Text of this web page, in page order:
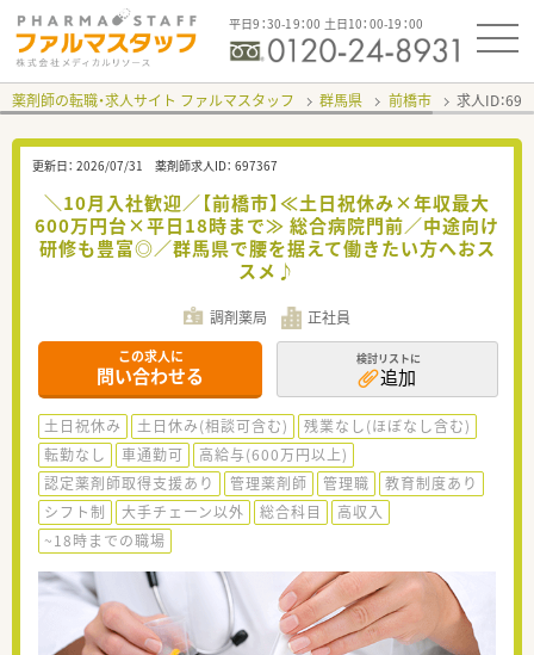
平日9：30-19：00 土日10：00-19：00
薬剤師の転職・求人サイト ファルマスタッフ 群馬県 前橋市 求人ID：
更新日： 2026/07/31 薬剤師求人ID： 697367
＼10月入社歓迎／【前橋市】≪土日祝休み×年収最大
600万円台×平日18時まで≫ 総合病院門前／中途向け
研修も豊富◎／群馬県で腰を据えて働きたい方へおス
スメ♪
調剤薬局 正社員
この求人に
問い合わせる
検討リストに
追加
土日祝休み 土日休み(相談可含む)
残業なし(ほぼなし含む)
転勤なし
車通勤可
高給与(600万円以上)
認定薬剤師取得支援あり
管理薬剤師 管理職
教育制度あり
シフト制
大手チェーン以外 総合科目
高収入
~18時までの職場